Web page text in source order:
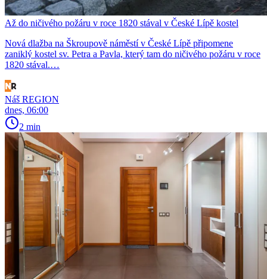
Až do ničivého požáru v roce 1820 stával v České Lípě kostel
Nová dlažba na Škroupově náměstí v České Lípě připomene
zaniklý kostel sv. Petra a Pavla, který tam do ničivého požáru v roce
1820 stával.…
Náš REGION
dnes, 06:00
2 min